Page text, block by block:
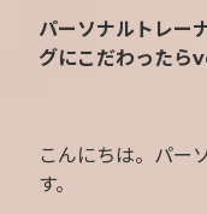
パーソナルトレー
グにこだわったら
こんにちは。パー
す。